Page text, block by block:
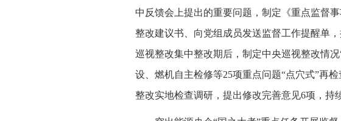
中反馈会上提出的重要问题，制定《重点监督
整改建议书、向党组成员发送监督工作提醒单
巡视整改集中整改期后，制定中央巡视整改情
设、燃机自主检修等25项重点问题“点穴式”再
整改实地检查调研，提出修改完善意见6项，持